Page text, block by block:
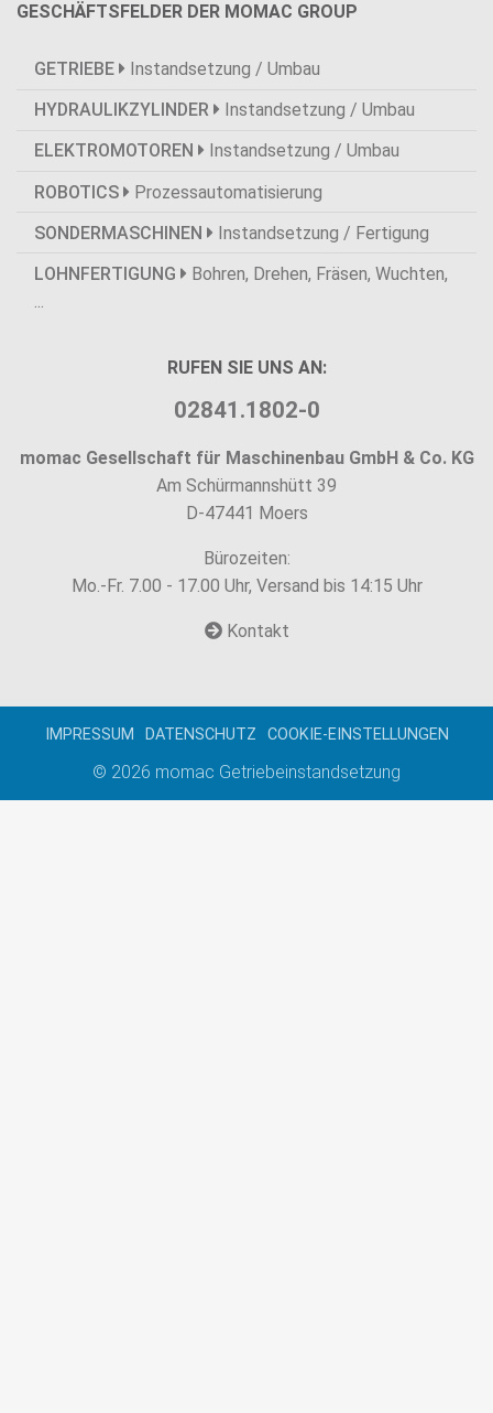
GESCHÄFTSFELDER DER MOMAC GROUP
GETRIEBE
Instandsetzung / Umbau
HYDRAULIKZYLINDER
Instandsetzung / Umbau
ELEKTROMOTOREN
Instandsetzung / Umbau
ROBOTICS
Prozessautomatisierung
SONDERMASCHINEN
Instandsetzung / Fertigung
LOHNFERTIGUNG
Bohren, Drehen, Fräsen, Wuchten,
...
RUFEN SIE UNS AN:
02841.1802-0
momac Gesellschaft für Maschinenbau GmbH & Co. KG
Am Schürmannshütt 39
D-47441 Moers
Bürozeiten:
Mo.-Fr. 7.00 - 17.00 Uhr, Versand bis 14:15 Uhr
Kontakt
IMPRESSUM DATENSCHUTZ COOKIE-EINSTELLUNGEN
© 2026 momac Getriebeinstandsetzung